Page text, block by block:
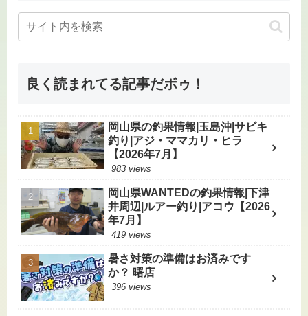
良く読まれてる記事だボゥ！
岡山県の釣果情報|玉島沖|サビキ
釣り|アジ・ママカリ・ヒラ
【2026年7月】
983 views
岡山県WANTEDの釣果情報|下津
井周辺|ルアー釣り|アコウ【2026
年7月】
419 views
暑さ対策の準備はお済みです
か？ 曙店
396 views